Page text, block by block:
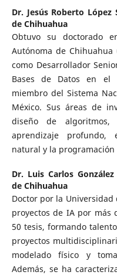
Dr. Jesús Roberto López
de Chihuahua
Obtuvo su doctorado
Autónoma de Chihuahua
como Desarrollador
Bases de Datos en el
miembro del Sistema
México. Sus áreas de
diseño de algoritmos,
aprendizaje profundo,
natural y la programación
Dr. Luis Carlos
de Chihuahua
Doctor por la
proyectos de IA por más
50 tesis, formando
proyectos
modelado físico y
Además, se ha